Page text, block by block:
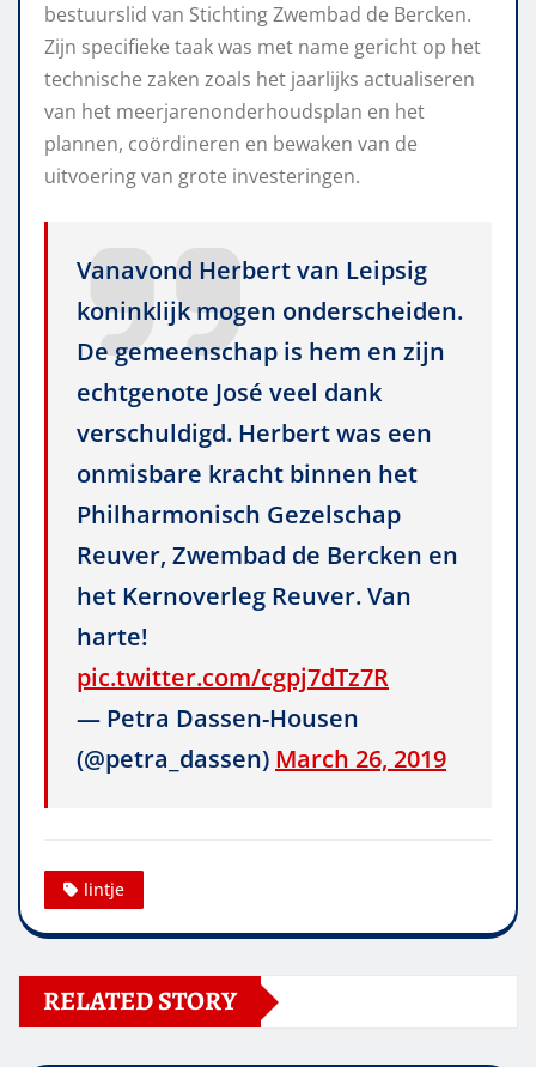
bestuurslid van Stichting Zwembad de Bercken.
Zijn specifieke taak was met name gericht op het
technische zaken zoals het jaarlijks actualiseren
van het meerjarenonderhoudsplan en het
plannen, coördineren en bewaken van de
uitvoering van grote investeringen.
Vanavond Herbert van Leipsig
koninklijk mogen onderscheiden.
De gemeenschap is hem en zijn
echtgenote José veel dank
verschuldigd. Herbert was een
onmisbare kracht binnen het
Philharmonisch Gezelschap
Reuver, Zwembad de Bercken en
het Kernoverleg Reuver. Van
harte!
pic.twitter.com/cgpj7dTz7R
— Petra Dassen-Housen
(@petra_dassen) March 26, 2019
lintje
RELATED STORY